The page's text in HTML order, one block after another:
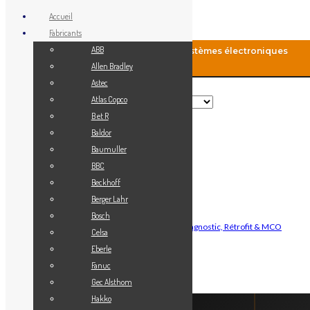
MCO-Automation: Fourniture de systèmes électroniques
industriels
Rechercher
Vendez votre matériel
Maintenance Automatisme Industriel — Diagnostic, Rétrofit & MCO
Accueil
Fabricants
ABB
Allen Bradley
Astec
Atlas Copco
B et R
Baldor
Baumuller
BBC
Beckhoff
Berger Lahr
Bosch
Celsa
Eberle
Fanuc
Gec Alsthom
Hakko